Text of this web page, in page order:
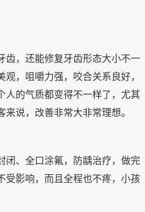
齿，还能修复牙齿形态大小不一
，咀嚼力强，咬合关系良好，
人的气质都变得不一样了，尤其
说，改善非常大非常理想。
闭、全口涂氟，防龋治疗，做完
受影响，而且全程也不疼，小孩